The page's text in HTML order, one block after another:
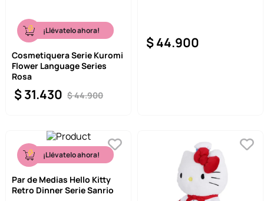
¡Llévatelo ahora!
Cosmetiquera Serie Kuromi
Flower Language Series
Rosa
$44.900
$31.430
$44.900
¡Llévatelo ahora!
Par de Medias Hello Kitty
Retro Dinner Serie Sanrio